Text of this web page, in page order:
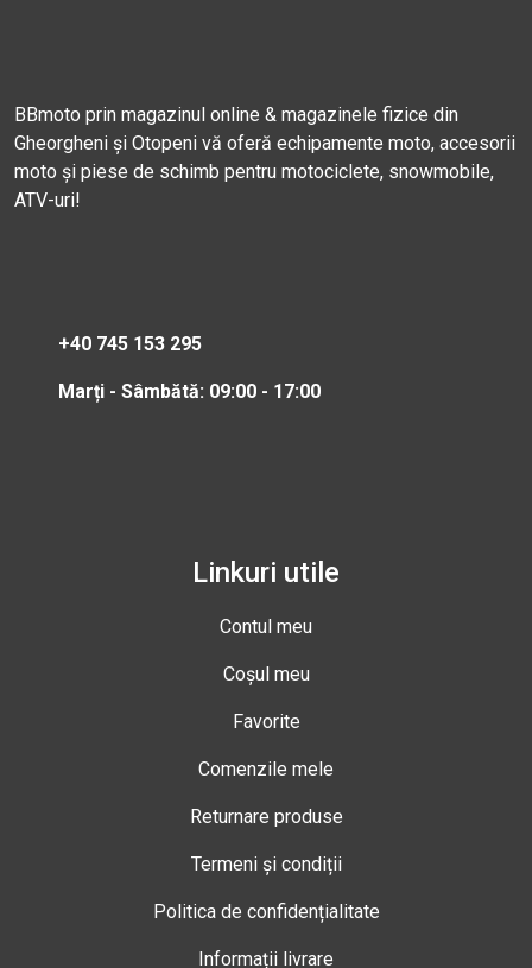
BBmoto prin magazinul online & magazinele fizice din
Gheorgheni și Otopeni vă oferă echipamente moto, accesorii
moto și piese de schimb pentru motociclete, snowmobile,
ATV-uri!
+40 745 153 295
Marți - Sâmbătă: 09:00 - 17:00
Linkuri utile
Contul meu
Coșul meu
Favorite
Comenzile mele
Returnare produse
Termeni și condiții
Politica de confidențialitate
Informații livrare